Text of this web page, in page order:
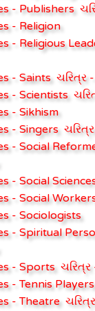
- Publishers
- Religion
- Religious
- Saints ચરિત્ર
- Scientists
- Sikhism
- Singers
- Social
- Social
- Social
- Sociologists
- Spiritual
- Sports
- Tennis Players
- Theatre